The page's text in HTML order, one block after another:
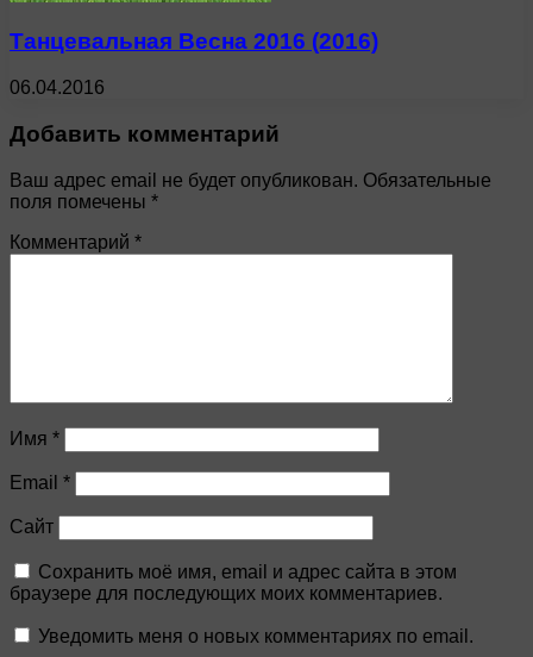
Танцевальная Весна 2016 (2016)
06.04.2016
Добавить комментарий
Ваш адрес email не будет опубликован. Обязательные
поля помечены *
Комментарий *
Имя *
Email *
Сайт
Сохранить моё имя, email и адрес сайта в этом
браузере для последующих моих комментариев.
Уведомить меня о новых комментариях по email.